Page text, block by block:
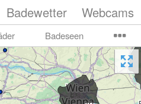
Badewetter Webcams
Badeseen